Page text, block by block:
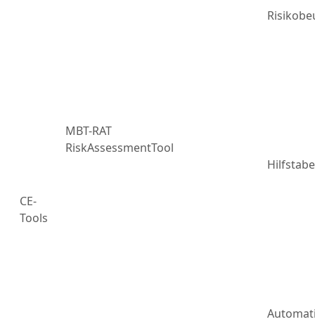
CE-
Tools
MBT-RAT
RiskAssessmentTool